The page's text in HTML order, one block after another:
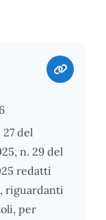
del
n. 29 del
redatti
riguardanti
per